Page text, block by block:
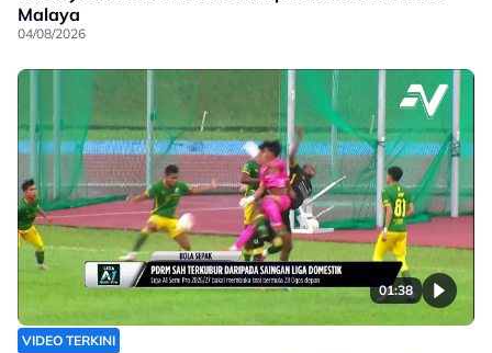
Malaya
04/08/2026
01:38
VIDEO TERKINI